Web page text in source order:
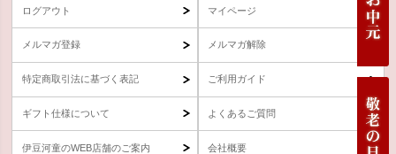
ログアウト マイページ
メルマガ登録 メルマガ解除
特定商取引法に基づく表記 ご利用ガイド
ギフト仕様について よくあるご質問
伊豆河童のWEB店舗のご案内 会社概要